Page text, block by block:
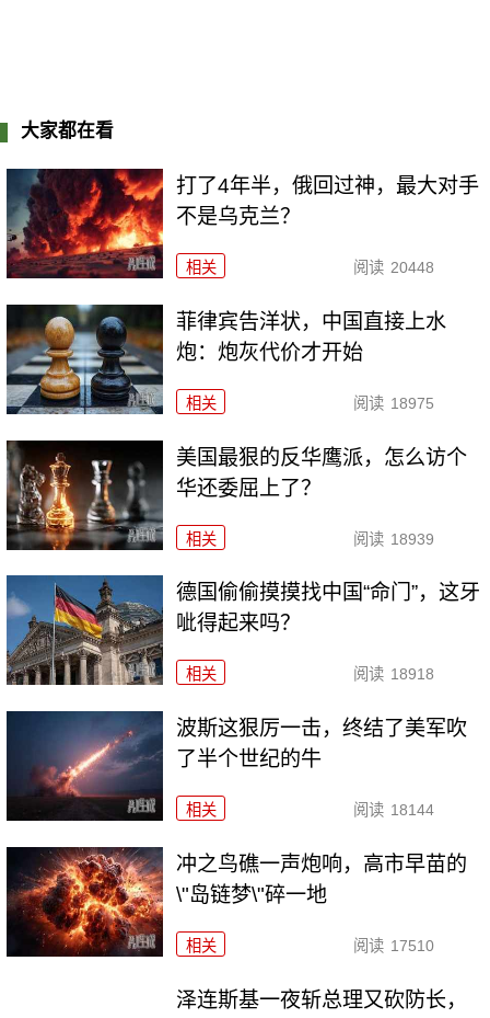
大家都在看
打了4年半，俄回过神，最大对手
不是乌克兰？
相关 阅读 20448
菲律宾告洋状，中国直接上水
炮：炮灰代价才开始
相关 阅读 18975
美国最狠的反华鹰派，怎么访个
华还委屈上了？
相关 阅读 18939
德国偷偷摸摸找中国“命门”，这牙
呲得起来吗？
相关 阅读 18918
波斯这狠厉一击，终结了美军吹
了半个世纪的牛
相关 阅读 18144
冲之鸟礁一声炮响，高市早苗的
\"岛链梦\"碎一地
相关 阅读 17510
泽连斯基一夜斩总理又砍防长，